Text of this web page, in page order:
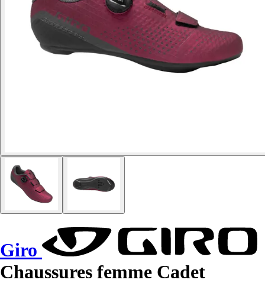
Giro
Chaussures femme Cadet